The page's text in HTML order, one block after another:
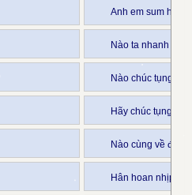
Anh em sum họp
Nào ta nhanh
Nào chúc tụng
Hãy chúc tụng
Nào cùng về đây
Hân hoan nhịp